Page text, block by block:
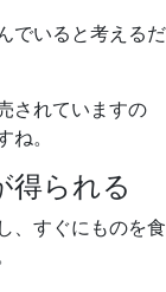
でいると考えるだ
されていますの
。
得られる
、すぐにものを食